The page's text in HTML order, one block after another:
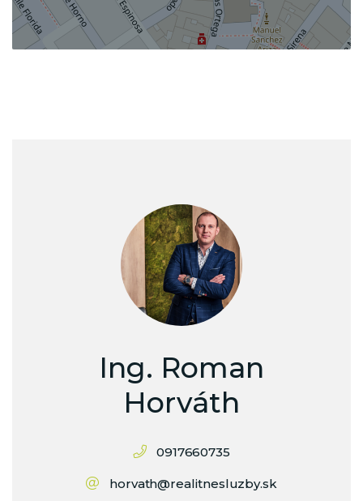
Ing. Roman
Horváth
0917660735
horvath@realitnesluzby.sk